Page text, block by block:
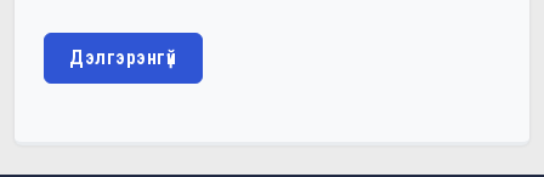
Дэлгэрэнгүй